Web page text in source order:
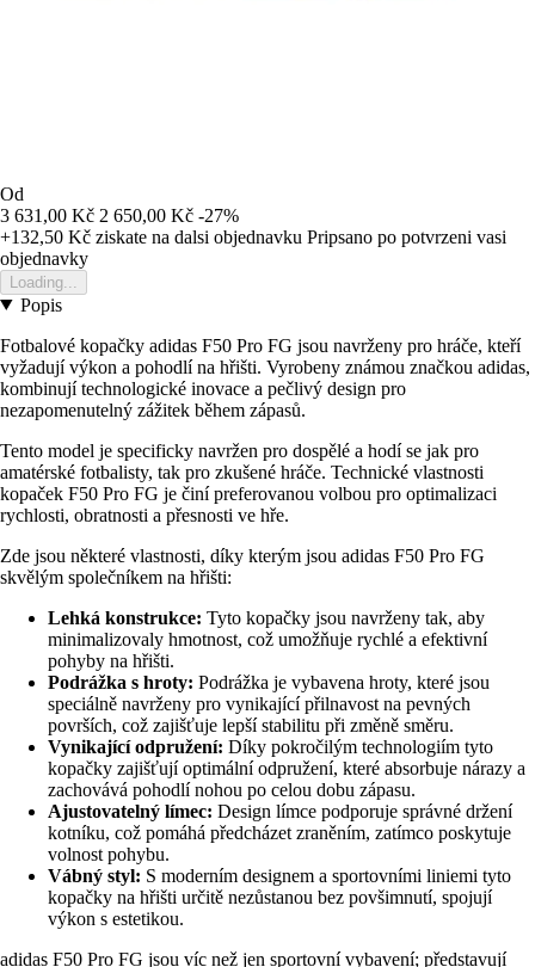
Od
3 631,00 Kč 2 650,00 Kč -27%
+132,50 Kč ziskate na dalsi objednavku Pripsano po potvrzeni vasi
objednavky
Loading...
Popis
Fotbalové kopačky adidas F50 Pro FG jsou navrženy pro hráče, kteří
vyžadují výkon a pohodlí na hřišti. Vyrobeny známou značkou adidas,
kombinují technologické inovace a pečlivý design pro
nezapomenutelný zážitek během zápasů.
Tento model je specificky navržen pro dospělé a hodí se jak pro
amatérské fotbalisty, tak pro zkušené hráče. Technické vlastnosti
kopaček F50 Pro FG je činí preferovanou volbou pro optimalizaci
rychlosti, obratnosti a přesnosti ve hře.
Zde jsou některé vlastnosti, díky kterým jsou adidas F50 Pro FG
skvělým společníkem na hřišti:
Lehká konstrukce: Tyto kopačky jsou navrženy tak, aby
minimalizovaly hmotnost, což umožňuje rychlé a efektivní
pohyby na hřišti.
Podrážka s hroty: Podrážka je vybavena hroty, které jsou
speciálně navrženy pro vynikající přilnavost na pevných
površích, což zajišťuje lepší stabilitu při změně směru.
Vynikající odpružení: Díky pokročilým technologiím tyto
kopačky zajišťují optimální odpružení, které absorbuje nárazy a
zachovává pohodlí nohou po celou dobu zápasu.
Ajustovatelný límec: Design límce podporuje správné držení
kotníku, což pomáhá předcházet zraněním, zatímco poskytuje
volnost pohybu.
Vábný styl: S moderním designem a sportovními liniemi tyto
kopačky na hřišti určitě nezůstanou bez povšimnutí, spojují
výkon s estetikou.
adidas F50 Pro FG jsou víc než jen sportovní vybavení; představují